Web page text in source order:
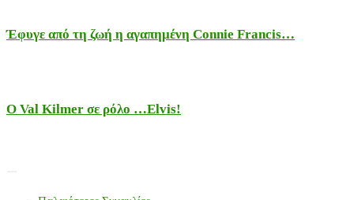
Έφυγε από τη ζωή η αγαπημένη Connie Francis…
Ο Val Kilmer σε ρόλο …Elvis!